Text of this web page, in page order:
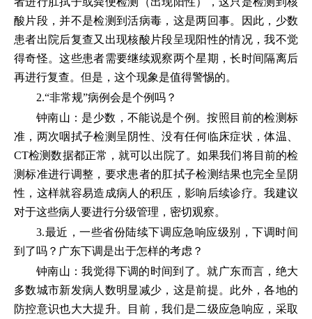
酸片段，并不是检测到活病毒，这是两回事。因此，少数
患者出院后复查又出现核酸片段呈现阳性的情况，我不觉
得奇怪。这些患者需要继续观察两个星期，长时间隔离后
再进行复查。但是，这个现象是值得警惕的。
2.“非常规”病例会是个例吗？
钟南山：是少数，不能说是个例。按照目前的检测标
准，两次咽拭子检测呈阴性、没有任何临床症状，体温、
CT检测数据都正常，就可以出院了。如果我们将目前的检
测标准进行调整，要求患者的肛拭子检测结果也完全呈阴
性，这样就容易造成病人的积压，影响后续诊疗。我建议
对于这些病人要进行分级管理，密切观察。
3.最近，一些省份陆续下调应急响应级别，下调时间
到了吗？广东下调是出于怎样的考虑？
钟南山：我觉得下调的时间到了。就广东而言，绝大
多数城市新发病人数明显减少，这是前提。此外，各地的
防控意识也大大提升。目前，我们是二级应急响应，采取